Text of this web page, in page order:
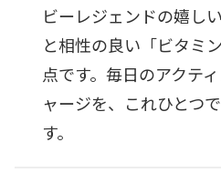
ビーレジェンドの嬉し
と相性の良い「ビタミ
点です。毎日のアクテ
ャージを、これひとつ
す。